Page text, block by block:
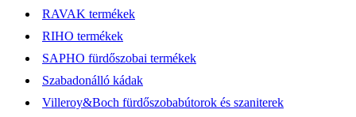
RAVAK termékek
RIHO termékek
SAPHO fürdőszobai termékek
Szabadonálló kádak
Villeroy&Boch fürdőszobabútorok és szaniterek